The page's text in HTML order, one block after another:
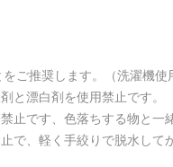
ご推奨します。（洗濯機使
と漂白剤を使用禁止です。
止です、色落ちする物と一
で、軽く手絞りで脱水して